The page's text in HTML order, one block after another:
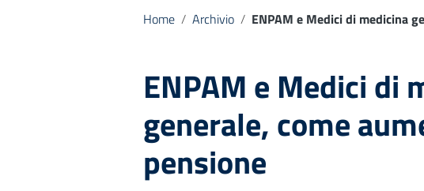
Home / Archivio / ENPAM e Medici di medicina
ENPAM e Medici di
generale, come
pensione